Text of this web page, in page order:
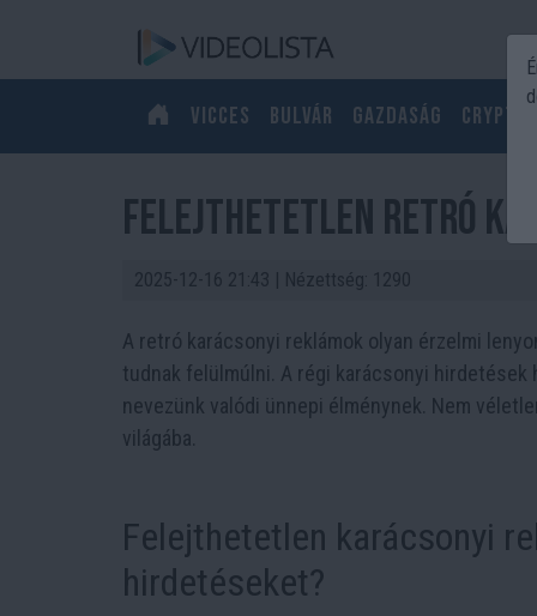
Vicces Bulvár Gazdaság Crypto
Felejthetetlen retró
2025-12-16 21:43 | Nézettség: 1290
A retró karácsonyi reklámok olyan érzelmi
tudnak felülmúlni. A régi karácsonyi hirdetések
nevezünk valódi ünnepi élménynek. Nem
világába.
Felejthetetlen karácsonyi
hirdetéseket?